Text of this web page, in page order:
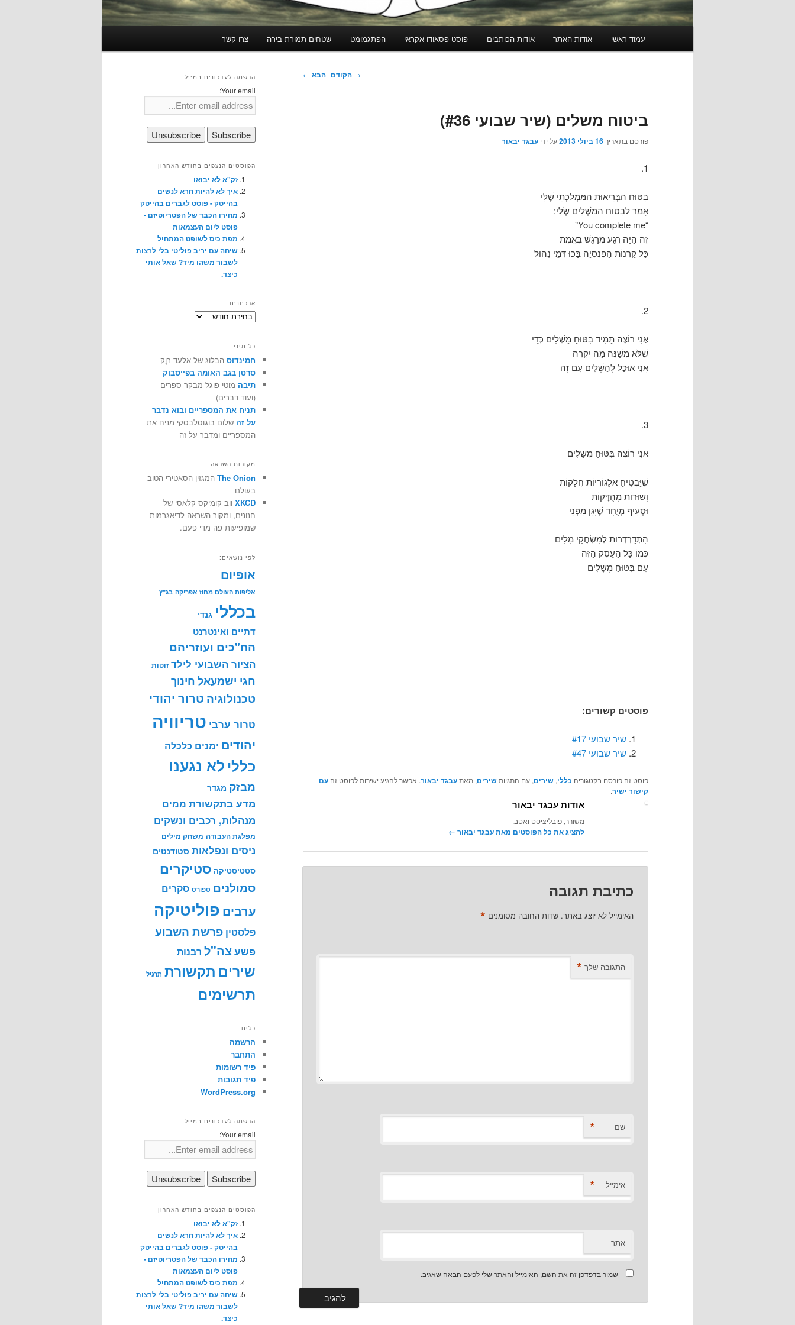
עמוד ראשי אודות האתר אודות הכותבים פוסט פסאודו-אקראי הפתגמומט שטחים תמורת בירה צרו קשר
ניווט
→ הקודם הבא ←
ביטוח משלים (שיר שבועי #36)
פורסם בתאריך16 ביולי 2013 על ידי עבגד יבאור
1.
בִּטּוּחַ הַבְּרִיאוּת הַמַּמְלַכְתִי שֶׁלִּי
אָמַר לַבִּטּוּחַ הַמַּשְׁלִים שֶׂלִּי:
“You complete me”
זֶה הָיָה רֶגַע מְרַגֵּשׁ בֶּאֱמֶת
כָּל קַרְנוֹת הַפֶּנְסְיָה בָּכוּ דְּמֵי נִהוּל
2.
אֲנִי רוֹצֶה תָּמִיד בִּטּוּחַ מַשְׁלִים כְּדֵי
שֶׁלֹּא מְשַׁנֶּה מָה יִקְרֶה
אֲנִי אוּכַל לְהַשְׁלִים עִם זֶה
3.
אֲנִי רוֹצֶה בִּטּוּחַ מְשָׁלִים
שֶׁיַּבְטִיחַ אֲלֵגוֹרְיוֹת חֲלָקוֹת
וְשׁוּרוֹת מְהֻדָּקוֹת
וּסְעִיף מְיֻחָד שֶׁיָגֵן מִפְּנֵי
הִתְדַּרְדְּרוּת לְמִשְׂחֲקֵי מִלִּים
כְּמוֹ כָּל הָעֵסֶק הַזֶּה
עִם בִּטּוּחַ מְשָׁלִים
פוסטים קשורים:
שיר שבועי #17
שיר שבועי #47
פוסט זה פורסם בקטגוריה כללי, שירים, עם התגיותשירים, מאתעבגד יבאור. אפשר להגיע ישירות לפוסט זה עם
קישור ישיר.
אודות עבגד יבאור
משורר, פובליציסט ואטב.
להציג את כל הפוסטים מאת עבגד יבאור‏ ←
כתיבת תגובה
האימייל לא יוצג באתר. שדות החובה מסומנים *
התגובה שלך *
שם *
אימייל *
אתר
שמור בדפדפן זה את השם, האימייל והאתר שלי לפעם הבאה שאגיב.
הרשמה לעדכונים במייל
Your email:
הפוסטים הנצפים בחודש האחרון
זק"א לא יבואו
איך לא להיות חרא לנשים
בהייטק - פוסט לגברים בהייטק
מחירו הכבד של הפטריוטיזם -
פוסט ליום העצמאות
מפת כיס לשופט המתחיל
שיחה עם יריב פוליטי בלי לרצות
לשבור משהו מיד? שאל אותי
כיצד.
ארכיונים
ארכיונים
כל מיני
חמינדוס הבלוג של אלעד רוֶק
סרטן בגב האומה בפייסבוק
תיבה מוטי פוגל מבקר ספרים
(ועוד דברים)
תניח את המספריים ובוא נדבר
על זה שלום בוגוסלבסקי מניח את
המספריים ומדבר על זה
מקורות השראה
The Onion המגזין הסאטירי הטוב
בעולם
XKCD ווב קומיקס קלאסי של
חנונים, ומקור השראה לדיאגרמות
שמופיעות פה מדי פעם.
לפי נושאים:
אופיום
אליפות העולם מחוז אפריקה בג"ץ
בכללי גנדי
דתיים ואינטרנט
הח"כים ועוזריהם
הציור השבועי לילד זוטות
חגי ישמעאל חינוך
טכנולוגיה טרור יהודי
טרור ערבי טריוויה
יהודים ימנים כלכלה
כללי לא נגענו
מבזק מגדר
מדע בתקשורת ממים
מנהלות, רכבים ונשקים
מפלגת העבודה משחק מילים
ניסים ונפלאות סטודנטים
סטטיסטיקה סטיקרים
סמולנים ספורט סקרים
ערבים פוליטיקה
פלסטין פרשת השבוע
פשעצה"ל רבנות
שירים תקשורת תרגיל
תרשימים
כלים
הרשמה
התחבר
פיד רשומות
פיד תגובות
WordPress.org
הרשמה לעדכונים במייל
Your email:
הפוסטים הנצפים בחודש האחרון
זק"א לא יבואו
איך לא להיות חרא לנשים
בהייטק - פוסט לגברים בהייטק
מחירו הכבד של הפטריוטיזם -
פוסט ליום העצמאות
מפת כיס לשופט המתחיל
שיחה עם יריב פוליטי בלי לרצות
לשבור משהו מיד? שאל אותי
כיצד.